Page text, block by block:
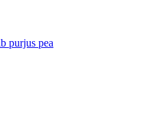
purjus pea